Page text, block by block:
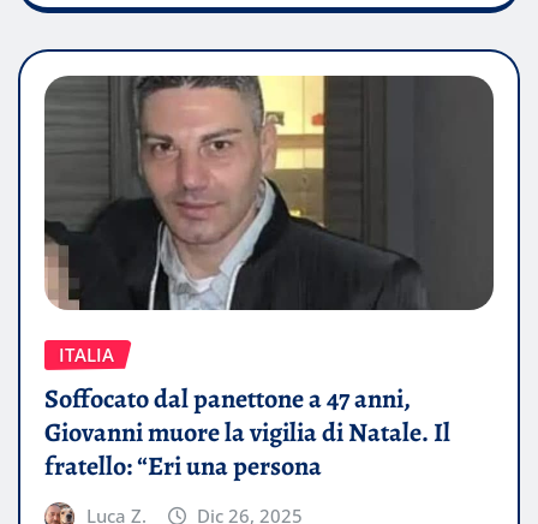
ITALIA
Soffocato dal panettone a 47 anni,
Giovanni muore la vigilia di Natale. Il
fratello: “Eri una persona
Luca Z. Dic 26, 2025